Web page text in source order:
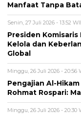
Manfaat Tanpa
Senin, 27 Juli 2026 - 13:52
Presiden Komisaris
Kelola dan
Global
Minggu, 26 Juli 2026 - 20:56
Pengajian Al-
Rohmat Rospari:
Minggu, 26 Juli 2026 - 20:30